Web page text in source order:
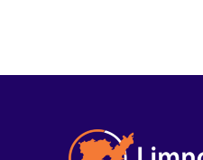
την παράδοση